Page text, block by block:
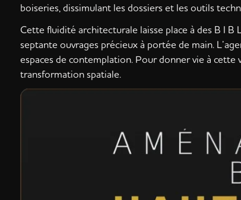
boiseries, dissimulant les dossiers et les outils
Cette fluidité architecturale laisse place à des B I B
septante ouvrages précieux à portée de main.
espaces de contemplation. Pour donner vie à cette
transformation spatiale.